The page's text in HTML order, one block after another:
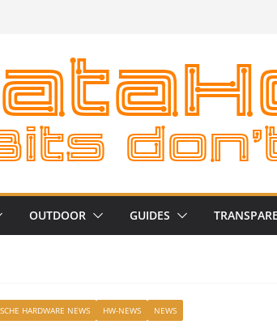
OUTDOOR GUIDES
HARDWARE NEWS HW-NEWS NEWS